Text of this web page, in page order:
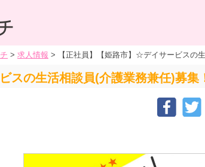
> 求人情報 > 【正社員】【姫路市】☆デイサービスの
スの生活相談員(介護業務兼任)募集